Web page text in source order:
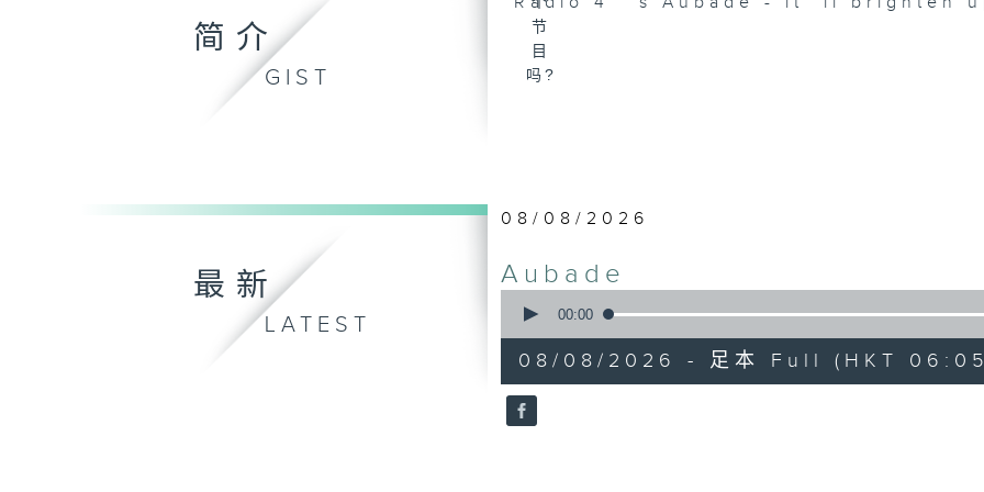
简介
GIST
最新
LATEST
08/08/2026
Aubade
seconds
55
minutes,
0
seconds
90%
00:00
08/08/2026 - 足本 Full (HKT